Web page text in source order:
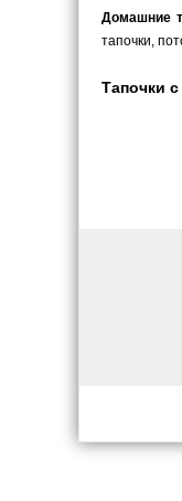
Домашние
тапочки,
Тапочки